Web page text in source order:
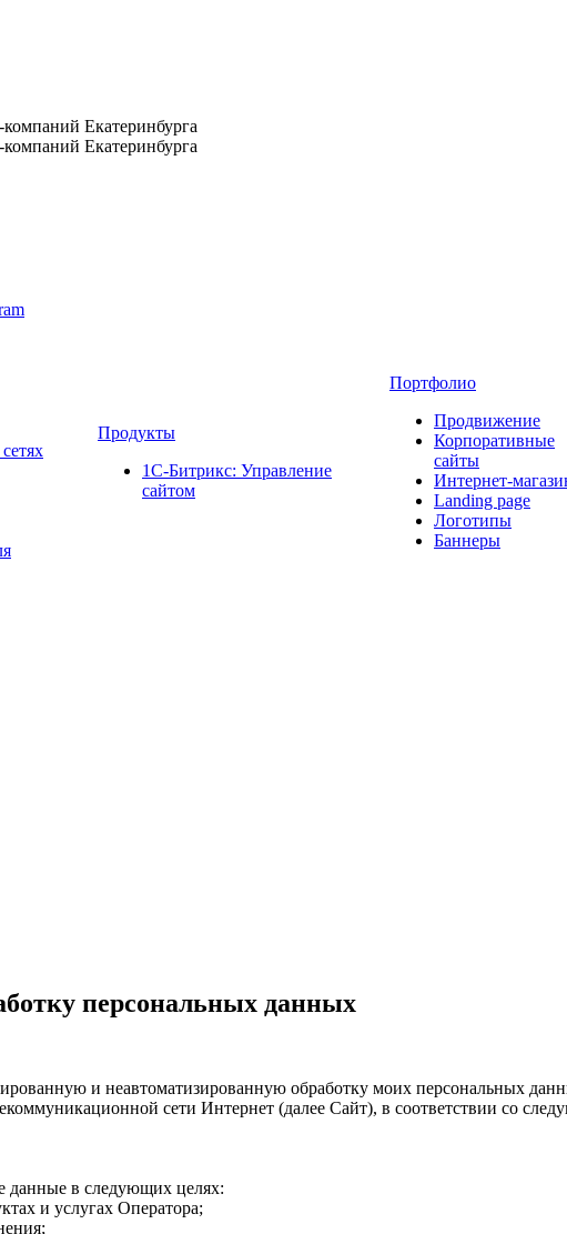
Продукты
1С-Битрикс: Управление
сайтом
Портфолио
Продвижение
Корпоративные
сайты
Интернет-
Landing page
Логотипы
Баннеры
персональных данных
и неавтоматизированную обработку моих персональных
сети Интернет (далее Сайт), в соответствии со
данные в следующих целях:
и услугах Оператора;